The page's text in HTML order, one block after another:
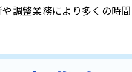
調整業務により多くの時間